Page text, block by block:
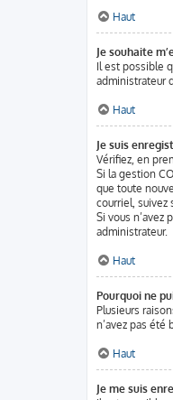
Haut
Je souhaite
Il est possible
administrateur
Haut
Je suis
Vérifiez, en
Si la gestion
que toute
courriel, suivez
Si vous n’avez
administrateur.
Haut
Pourquoi ne
Plusieurs
n’avez pas
Haut
Je me suis